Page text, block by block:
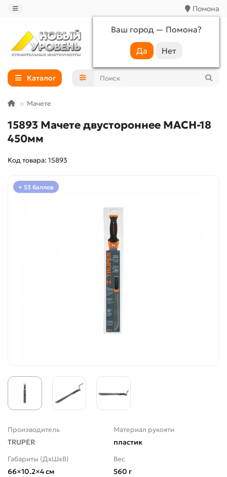
Помона
Ваш город — Помона?
+7 (988) 233-44-52
Каталог
Мачете
15893 Мачете двустороннее MACH-18
450мм
Код товара: 15893
+ 53 баллов
Производитель
TRUPER
Материал рукояти
пластик
Габариты (ДхШхВ)
66×10.2×4 см
Вес
560 г